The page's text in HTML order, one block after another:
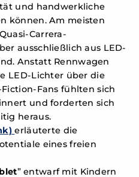
und handwerkliche
können. Am meisten
Carrera-
ausschließlich aus LED-
Anstatt Rennwagen
LED-Lichter über die
Fans fühlten sich
und forderten sich
heraus.
erläuterte die
eines freien
” entwarf mit Kindern